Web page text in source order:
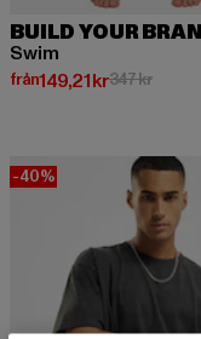
BUILD YOUR
Swim
från149,21 kr
Nuvarande pris: Från
347 kr
-40%